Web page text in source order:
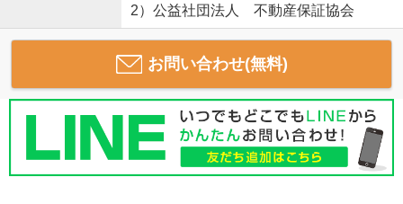
2）公益社団法人 不動産保証協会
お問い合わせ(無料)